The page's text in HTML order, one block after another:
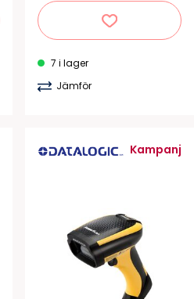
7 i lager
Jämför
Kampanj